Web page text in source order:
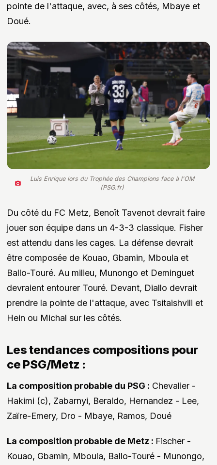
pointe de l'attaque, avec, à ses côtés, Mbaye et
Doué.
Luis Enrique lors du Trophée des Champions face à l'OM
(PSG.fr)
Du côté du FC Metz, Benoît Tavenot devrait faire
jouer son équipe dans un 4-3-3 classique. Fisher
est attendu dans les cages. La défense devrait
être composée de Kouao, Gbamin, Mboula et
Ballo-Touré. Au milieu, Munongo et Deminguet
devraient entourer Touré. Devant, Diallo devrait
prendre la pointe de l'attaque, avec Tsitaishvili et
Hein ou Michal sur les côtés.
Les tendances compositions pour
ce PSG/Metz :
La composition probable du PSG : Chevalier -
Hakimi (c), Zabarnyi, Beraldo, Hernandez - Lee,
Zaïre-Emery, Dro - Mbaye, Ramos, Doué
La composition probable de Metz : Fischer -
Kouao, Gbamin, Mboula, Ballo-Touré - Munongo,